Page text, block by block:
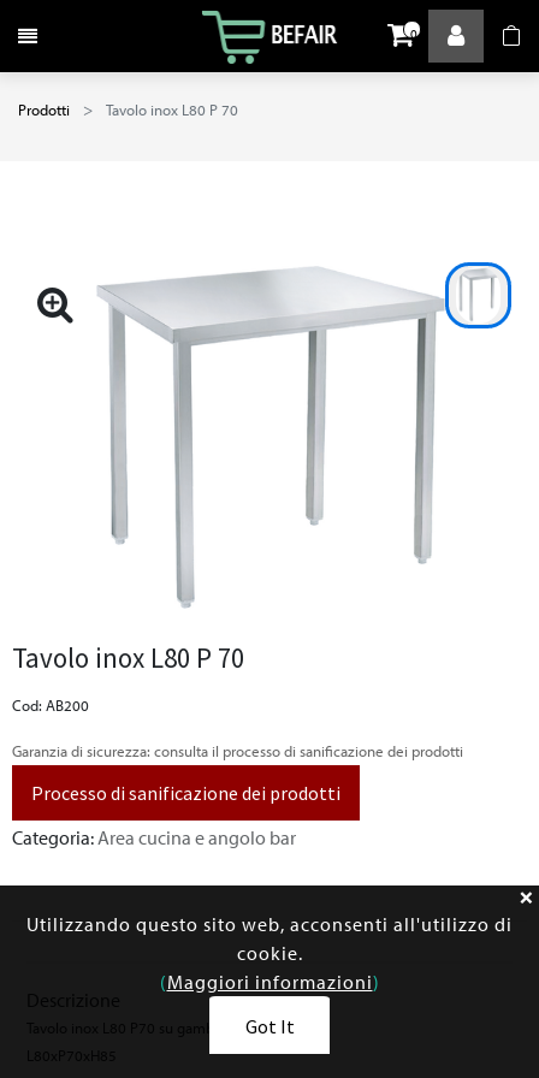
Attiva / disattiva la navigazione 0
Prodotti Tavolo inox L80 P 70
Tavolo inox L80 P 70
Cod: AB200
Garanzia di sicurezza: consulta il processo di sanificazione dei prodotti
Processo di sanificazione dei prodotti
Categoria: Area cucina e angolo bar
Utilizzando questo sito web, acconsenti all'utilizzo di
cookie.
(Maggiori informazioni)
Got It